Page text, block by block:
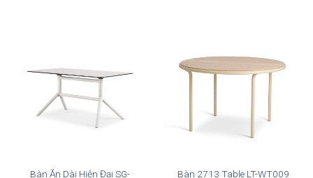
Bàn Ăn Dài Hiện Đại SG-
Bàn 2713 Table LT-WT009